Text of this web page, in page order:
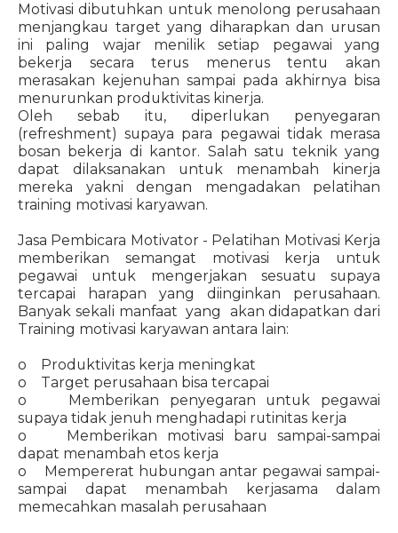
Motivasi dibutuhkan untuk menolong perusahaan
menjangkau target yang diharapkan dan urusan
ini paling wajar menilik setiap pegawai yang
bekerja secara terus menerus tentu akan
merasakan kejenuhan sampai pada akhirnya bisa
menurunkan produktivitas kinerja.
Oleh sebab itu, diperlukan penyegaran
(refreshment) supaya para pegawai tidak merasa
bosan bekerja di kantor. Salah satu teknik yang
dapat dilaksanakan untuk menambah kinerja
mereka yakni dengan mengadakan pelatihan
training motivasi karyawan.
Jasa Pembicara Motivator - Pelatihan Motivasi Kerja
memberikan semangat motivasi kerja untuk
pegawai untuk mengerjakan sesuatu supaya
tercapai harapan yang diinginkan perusahaan.
Banyak sekali manfaat yang akan didapatkan dari
Training motivasi karyawan antara lain:
o Produktivitas kerja meningkat
o Target perusahaan bisa tercapai
o Memberikan penyegaran untuk pegawai
supaya tidak jenuh menghadapi rutinitas kerja
o Memberikan motivasi baru sampai-sampai
dapat menambah etos kerja
o Mempererat hubungan antar pegawai sampai-
sampai dapat menambah kerjasama dalam
memecahkan masalah perusahaan